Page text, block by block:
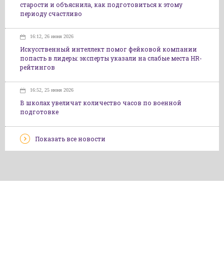
старости и объяснила, как подготовиться к этому
периоду счастливо
16:12, 26 июня 2026
Искусственный интеллект помог фейковой компании
попасть в лидеры: эксперты указали на слабые места HR-
рейтингов
16:52, 25 июня 2026
В школах увеличат количество часов по военной
подготовке
Показать все новости